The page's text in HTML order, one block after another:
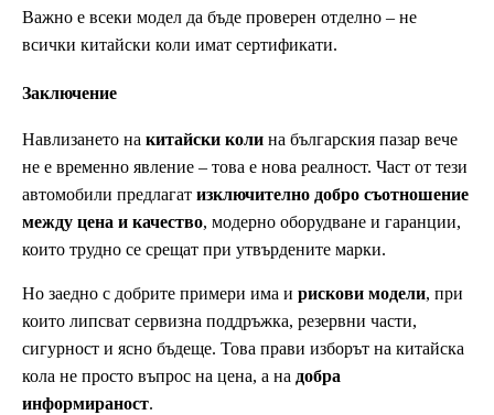
Важно е всеки модел да бъде проверен отделно – не
всички китайски коли имат сертификати.
Заключение
Навлизането на китайски коли на българския пазар вече
не е временно явление – това е нова реалност. Част от тези
автомобили предлагат изключително добро съотношение
между цена и качество, модерно оборудване и гаранции,
които трудно се срещат при утвърдените марки.
Но заедно с добрите примери има и рискови модели, при
които липсват сервизна поддръжка, резервни части,
сигурност и ясно бъдеще. Това прави изборът на китайска
кола не просто въпрос на цена, а на добра
информираност.